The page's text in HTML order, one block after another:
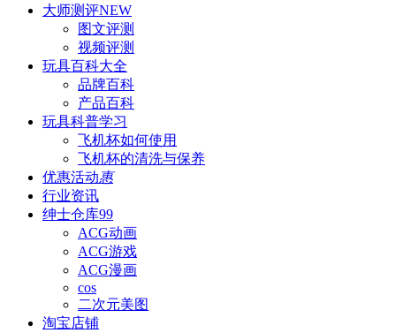
大师测评NEW
图文评测
视频评测
玩具百科大全
品牌百科
产品百科
玩具科普学习
飞机杯如何使用
飞机杯的清洗与保养
优惠活动惠
行业资讯
绅士仓库99
ACG动画
ACG游戏
ACG漫画
cos
二次元美图
淘宝店铺